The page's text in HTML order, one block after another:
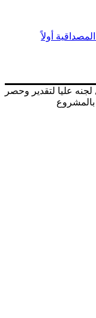
عليا لتقدير وحصر
بالمشروع